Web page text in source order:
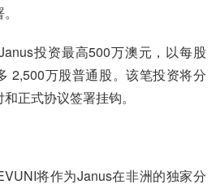
投资最高500万澳元，以每股
2,500万股普通股。该笔投资将分
正式协议签署挂钩。
将作为Janus在非洲的独家分